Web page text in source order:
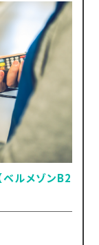
ベルメゾンB2